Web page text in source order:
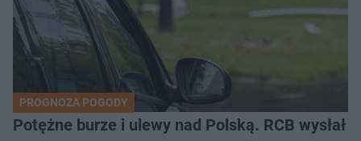
PROGNOZA POGODY
Potężne burze i ulewy nad Polską. RCB